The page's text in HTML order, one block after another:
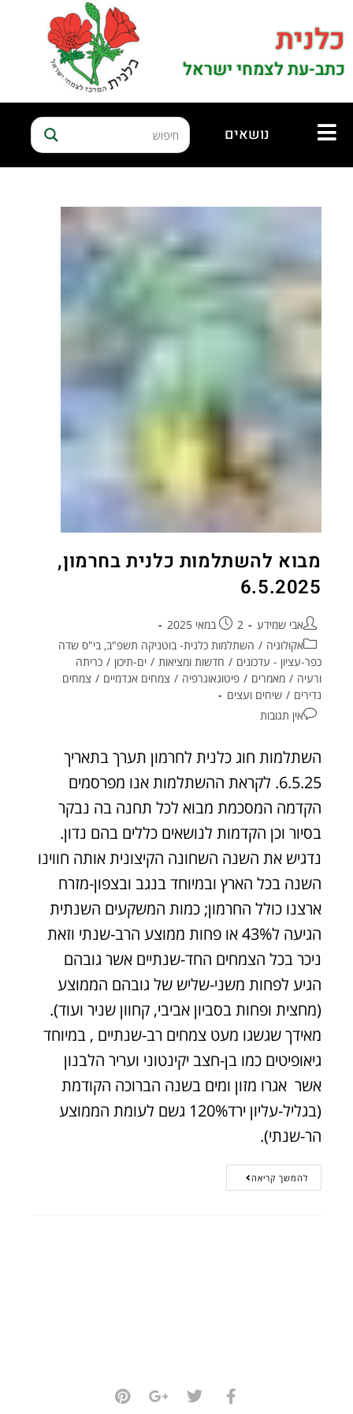
כלנית
כתב-עת לצמחי ישראל
נושאים
מבוא להשתלמות כלנית בחרמון,
6.5.2025
אבי שמידע
2 במאי 2025
אקולוגיה / השתלמות כלנית- בוטניקה תשפ"ב, בי"ס שדה
כפר-עציון - עדכונים / חדשות ומציאות / ים-תיכון / כריתה
ורעיה / מאמרים / פיטוגאוגרפיה / צמחים אנדמיים / צמחים
נדירים / שיחים ועצים
אין תגובות
השתלמות חוג כלנית לחרמון תערך בתאריך
6.5.25. לקראת ההשתלמות אנו מפרסמים
הקדמה המסכמת מבוא לכל תחנה בה נבקר
בסיור וכן הקדמות לנושאים כללים בהם נדון.
נדגיש את השנה השחונה הקיצונית אותה חווינו
השנה בכל הארץ ובמיוחד בנגב ובצפון-מזרח
ארצנו כולל החרמון; כמות המשקעים השנתית
הגיעה ל43% או פחות ממוצע הרב-שנתי וזאת
ניכר בכל הצמחים החד-שנתיים אשר גובהם
הגיע לפחות משני-שליש של גובהם הממוצע
(מחצית ופחות בסביון אביבי, קחוון שניר ועוד).
מאידך שגשגו מעט צמחים רב-שנתיים , במיוחד
גיאופיטים כמו בן-חצב יקינטוני ועריר הלבנון
אשר אגרו מזון ומים בשנה הברוכה הקודמת
(בגליל-עליון ירד120% גשם לעומת הממוצע
הר-שנתי).
להמשך קריאה